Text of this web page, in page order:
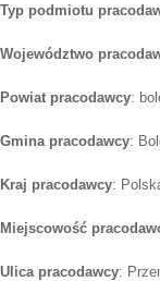
Typ podmiotu
Województwo
Powiat pracodawcy:
Gmina pracodawcy:
Kraj pracodawcy:
Miejscowość
Ulica pracodawcy: